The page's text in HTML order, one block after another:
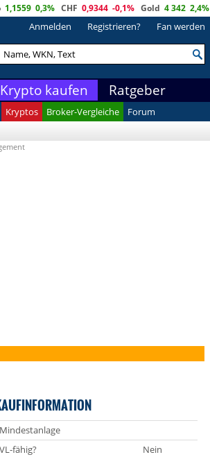
1,1559 0,3% CHF 0,9344 -0,1% Gold 4 342 2,4%
Anmelden Registrieren? Fan werden
Krypto kaufen Ratgeber
Kryptos Broker-Vergleiche
Forum
Mindestanlage
VL-fähig?
Nein